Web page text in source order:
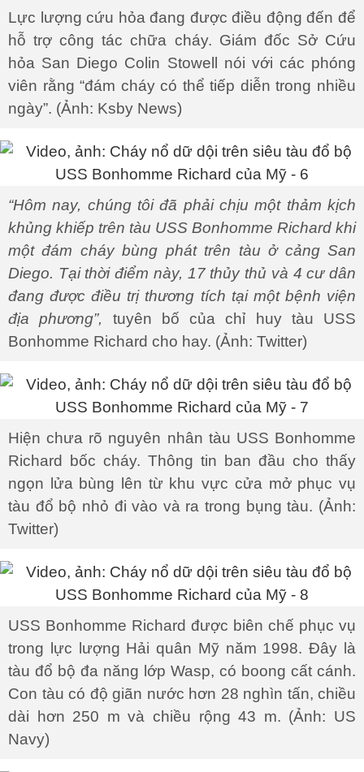
Lực lượng cứu hỏa đang được điều động đến để
hỗ trợ công tác chữa cháy. Giám đốc Sở Cứu
hỏa San Diego Colin Stowell nói với các phóng
viên rằng “đám cháy có thể tiếp diễn trong nhiều
ngày”. (Ảnh: Ksby News)
“Hôm nay, chúng tôi đã phải chịu một thảm kịch
khủng khiếp trên tàu USS Bonhomme Richard khi
một đám cháy bùng phát trên tàu ở cảng San
Diego. Tại thời điểm này, 17 thủy thủ và 4 cư dân
đang được điều trị thương tích tại một bệnh viện
địa phương”,
tuyên bố của chỉ huy tàu USS
Bonhomme Richard cho hay. (Ảnh: Twitter)
Hiện chưa rõ nguyên nhân tàu USS Bonhomme
Richard bốc cháy. Thông tin ban đầu cho thấy
ngọn lửa bùng lên từ khu vực cửa mở phục vụ
tàu đổ bộ nhỏ đi vào và ra trong bụng tàu. (Ảnh:
Twitter)
​​USS Bonhomme Richard được biên chế phục vụ
trong lực lượng Hải quân Mỹ năm 1998. Đây là
tàu đổ bộ đa năng lớp Wasp, có boong cất cánh.
Con tàu có độ giãn nước hơn 28 nghìn tấn, chiều
dài hơn 250 m và chiều rộng 43 m. (Ảnh: US
Navy)